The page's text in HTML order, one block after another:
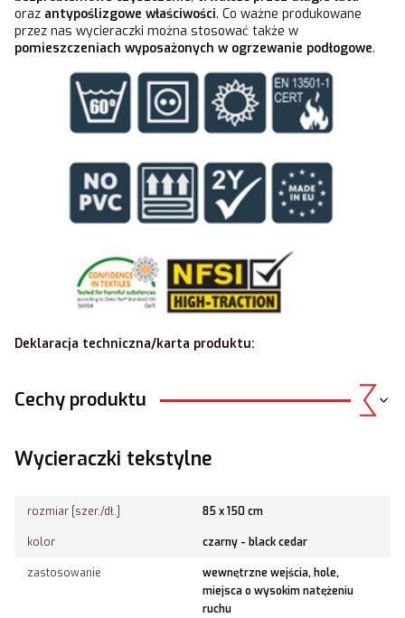
oraz antypoślizgowe właściwości. Co ważne produkowane
przez nas wycieraczki można stosować także w
pomieszczeniach wyposażonych w ogrzewanie podłogowe.
Deklaracja techniczna/karta produktu:
Cechy produktu
Wycieraczki tekstylne
rozmiar [szer./dł.] 85 x 150 cm
kolor czarny - black cedar
zastosowanie
wewnętrzne wejścia, hole,
miejsca o wysokim natężeniu
ruchu